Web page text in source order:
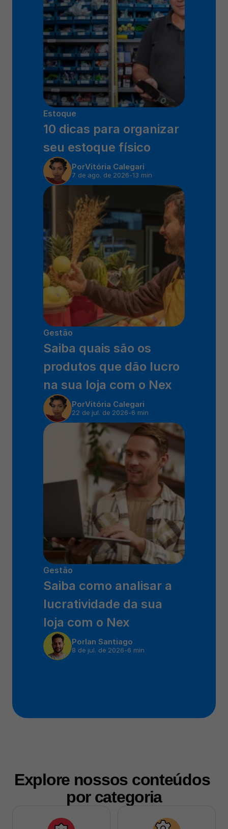
Estoque
10 dicas para organizar
seu estoque físico
PorVitória Calegari
7 de ago. de 2026-13 min
Gestão
Saiba quais são os
produtos que dão lucro
na sua loja com o Nex
PorVitória Calegari
22 de jul. de 2026-6 min
Gestão
Saiba como analisar a
lucratividade da sua
loja com o Nex
PorIan Santiago
8 de jul. de 2026-6 min
Explore nossos conteúdos
por categoria